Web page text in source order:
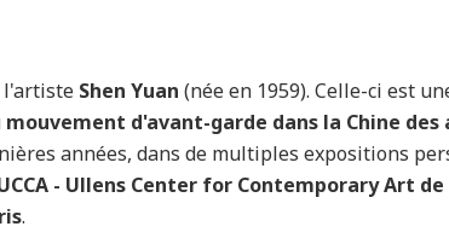
l'artiste Shen Yuan (née en 1959). Celle-ci est
mouvement d'avant-garde dans la Chine des
années, dans de multiples expositions
- Ullens Center for Contemporary Art de
.